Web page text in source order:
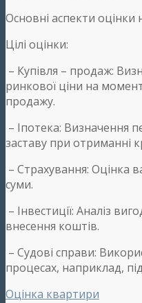
Основні аспекти оцінки
Цілі оцінки:
– Купівля – продаж:
ринкової ціни на
продажу.
– Іпотека: Визначення
заставу при отриманні
– Страхування: Оцінка
суми.
– Інвестиції: Аналіз
внесення коштів.
– Судові справи:
процесах, наприклад,
Оцінка квартири